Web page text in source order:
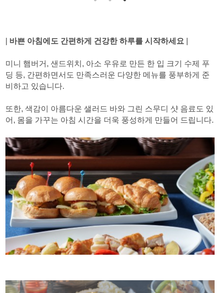
바쁜 아침에도 간편하게 건강한 하루를 시작하세요
미니 햄버거, 샌드위치, 아소 우유로 만든 한 입 크기 수제 푸
딩 등, 간편하면서도 만족스러운 다양한 메뉴를 풍부하게 준
비하고 있습니다.
또한, 색감이 아름다운 샐러드 바와 그린 스무디 샷 음료도 있
어, 몸을 가꾸는 아침 시간을 더욱 풍성하게 만들어 드립니다.